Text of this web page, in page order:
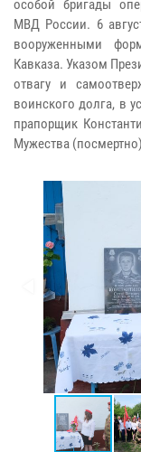
особой бригады
МВД России. 6
вооруженными
Кавказа. Указом
отвагу и
воинского долга, в
прапорщик
Мужества